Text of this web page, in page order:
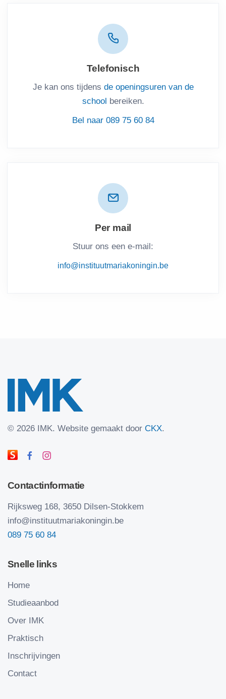
Telefonisch
Je kan ons tijdens de openingsuren van de
school bereiken.
Bel naar 089 75 60 84
Per mail
Stuur ons een e-mail:
info@instituutmariakoningin.be
© 2026 IMK. Website gemaakt door CKX.
Contactinformatie
Rijksweg 168, 3650 Dilsen-Stokkem
info@instituutmariakoningin.be
089 75 60 84
Snelle links
Home
Studieaanbod
Over IMK
Praktisch
Inschrijvingen
Contact